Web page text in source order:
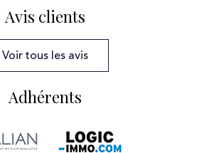
Avis clients
Voir tous les avis
Adhérents